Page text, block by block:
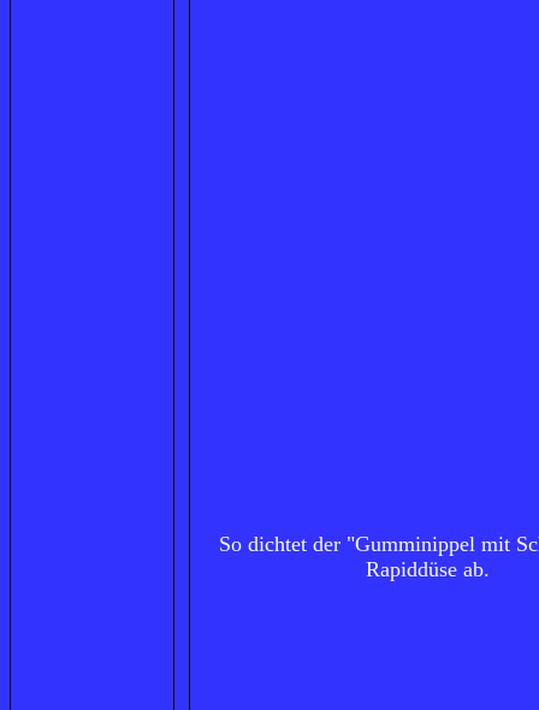
So dichtet der "Gumminippel mit
Rapiddüse ab.